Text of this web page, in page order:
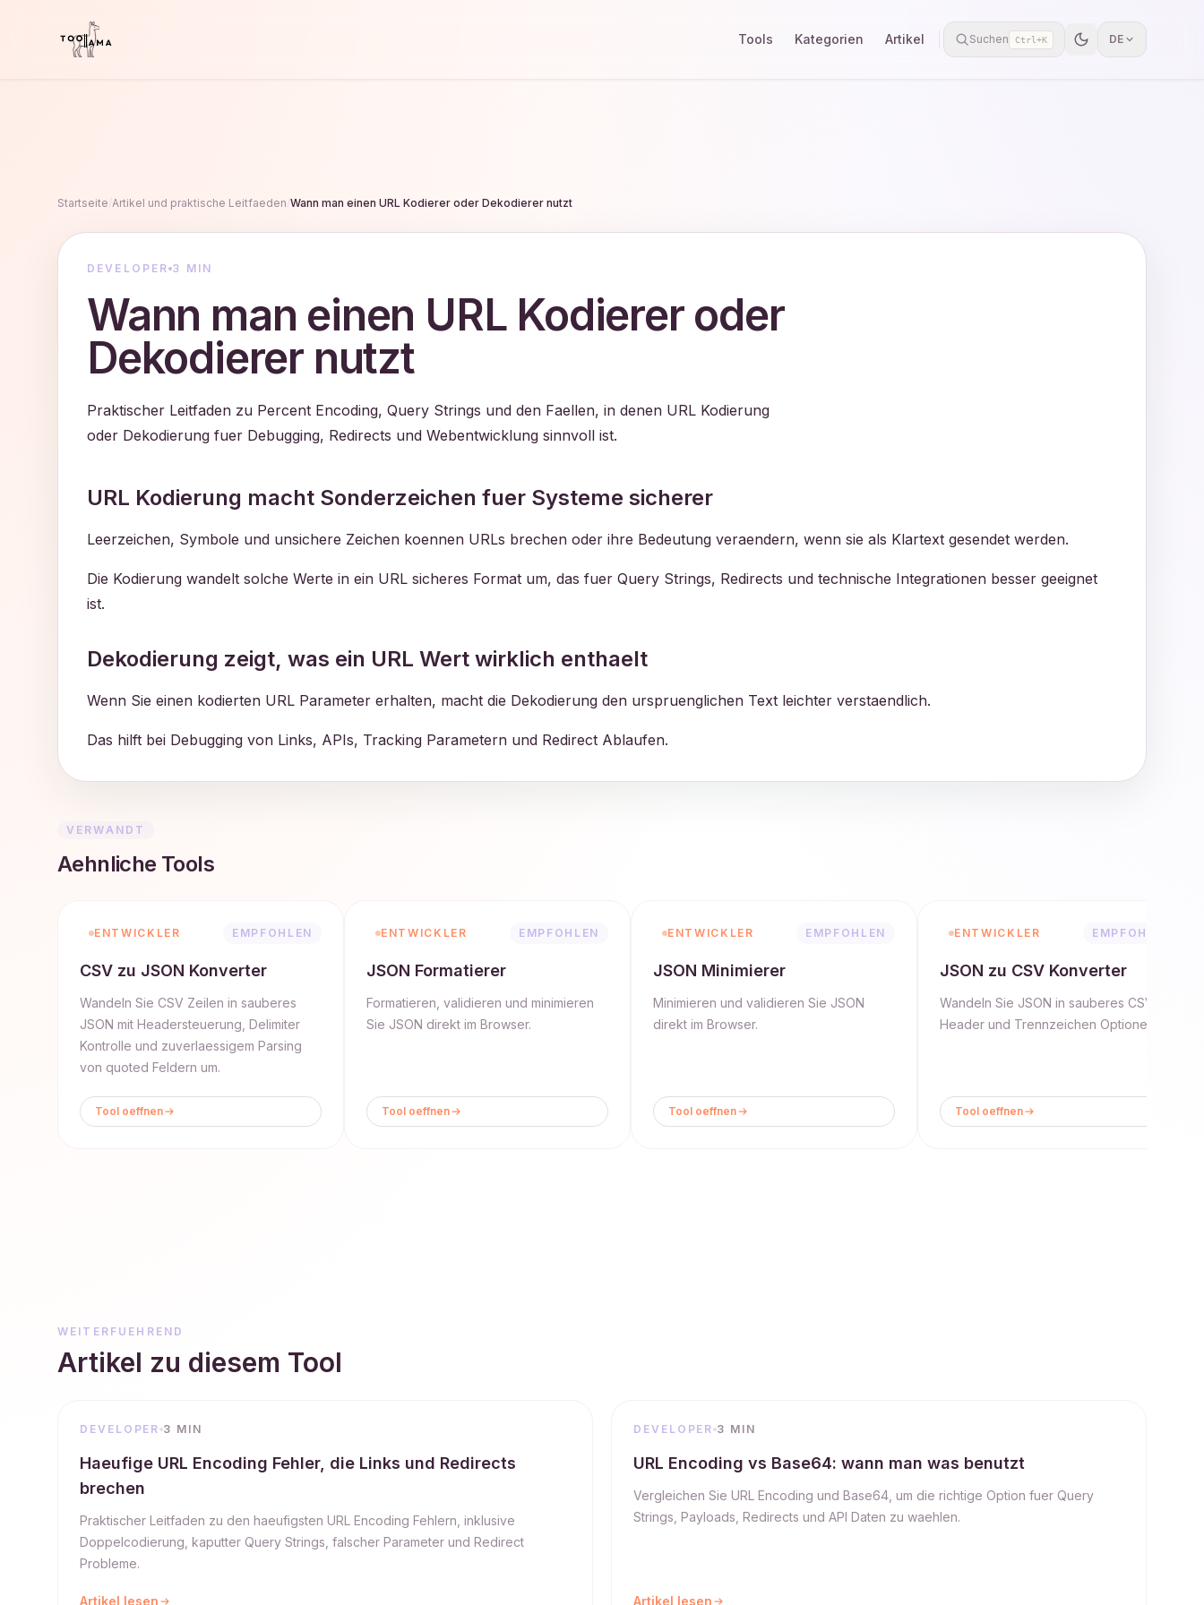
Tools Kategorien Artikel Suchen Ctrl+K DE
Startseite Artikel und praktische Leitfaeden Wann man einen URL Kodierer oder Dekodierer nutzt
DEVELOPER 3 MIN
Wann man einen URL Kodierer oder
Dekodierer nutzt
Praktischer Leitfaden zu Percent Encoding, Query Strings und den Faellen, in denen URL Kodierung
oder Dekodierung fuer Debugging, Redirects und Webentwicklung sinnvoll ist.
URL Kodierung macht Sonderzeichen fuer Systeme sicherer
Leerzeichen, Symbole und unsichere Zeichen koennen URLs brechen oder ihre Bedeutung veraendern, wenn sie als Klartext gesendet werden.
Die Kodierung wandelt solche Werte in ein URL sicheres Format um, das fuer Query Strings, Redirects und technische Integrationen besser geeignet
ist.
Dekodierung zeigt, was ein URL Wert wirklich enthaelt
Wenn Sie einen kodierten URL Parameter erhalten, macht die Dekodierung den urspruenglichen Text leichter verstaendlich.
Das hilft bei Debugging von Links, APIs, Tracking Parametern und Redirect Ablaufen.
VERWANDT
Aehnliche Tools
ENTWICKLER EMPFOHLEN
CSV zu JSON Konverter
Wandeln Sie CSV Zeilen in sauberes
JSON mit Headersteuerung, Delimiter
Kontrolle und zuverlaessigem Parsing
von quoted Feldern um.
Tool oeffnen
ENTWICKLER EMPFOHLEN
JSON Formatierer
Formatieren, validieren und minimieren
Sie JSON direkt im Browser.
Tool oeffnen
ENTWICKLER EMPFOHLEN
JSON Minimierer
Minimieren und validieren Sie JSON
direkt im Browser.
Tool oeffnen
ENTWICKLER EMPFOHLEN
JSON zu CSV Konverter
Wandeln Sie JSON in sauberes CSV mit
Header und Trennzeichen Optionen um.
Tool oeffnen
WEITERFUEHREND
Artikel zu diesem Tool
DEVELOPER 3 MIN
Haeufige URL Encoding Fehler, die Links und Redirects
brechen
Praktischer Leitfaden zu den haeufigsten URL Encoding Fehlern, inklusive
Doppelcodierung, kaputter Query Strings, falscher Parameter und Redirect
Probleme.
Artikel lesen
DEVELOPER 3 MIN
URL Encoding vs Base64: wann man was benutzt
Vergleichen Sie URL Encoding und Base64, um die richtige Option fuer Query
Strings, Payloads, Redirects und API Daten zu waehlen.
Artikel lesen